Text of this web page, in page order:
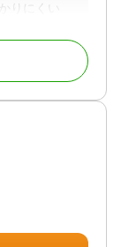
りにくい
ようにす
がわから
割協議な
、やり方
きなどに